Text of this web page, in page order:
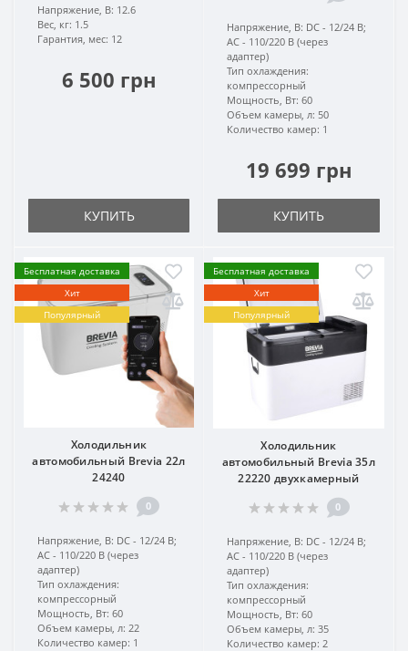
Напряжение, В: 12.6
Вес, кг: 1.5
Гарантия, мес: 12
6 500 грн
КУПИТЬ
Напряжение, В: DC - 12/24 В;
AC - 110/220 В (через
адаптер)
Тип охлаждения:
компрессорный
Мощность, Вт: 60
Объем камеры, л: 50
Количество камер: 1
19 699 грн
КУПИТЬ
Бесплатная доставка
Хит
Популярный
Холодильник
автомобильный Brevia 22л
24240
0
Напряжение, В: DC - 12/24 В;
AC - 110/220 В (через
адаптер)
Тип охлаждения:
компрессорный
Мощность, Вт: 60
Объем камеры, л: 22
Количество камер: 1
Бесплатная доставка
Хит
Популярный
Холодильник
автомобильный Brevia 35л
22220 двухкамерный
0
Напряжение, В: DC - 12/24 В;
AC - 110/220 В (через
адаптер)
Тип охлаждения:
компрессорный
Мощность, Вт: 60
Объем камеры, л: 35
Количество камер: 2